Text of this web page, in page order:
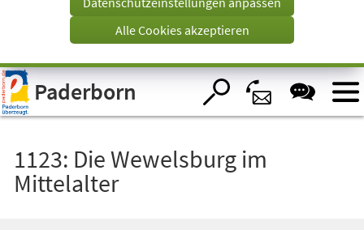
Visuelle
Assistenzsoftware
öffnen.
Alle Cookies akzeptieren
Paderborn
1123: Die Wewelsburg im
Mittelalter